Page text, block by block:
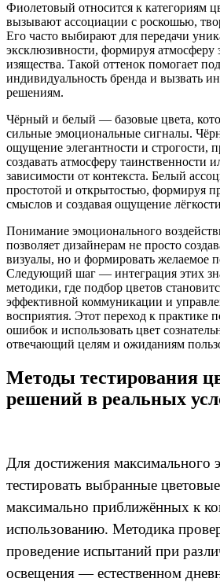
Фиолетовый относится к категориям
вызывают ассоциации с роскошью,
Его часто выбирают для передачи
эксклюзивности, формируя атмосферу
изящества. Такой оттенок помогает
индивидуальность бренда и вызвать
решениям.
Чёрный и белый — базовые цвета,
сильные эмоциональные сигналы.
ощущение элегантности и строгости,
создавать атмосферу таинственности
зависимости от контекста. Белый
простотой и открытостью, формируя
смыслов и создавая ощущение
Понимание эмоционального
позволяет дизайнерам не просто
визуалы, но и формировать желаемое
Следующий шаг — интеграция этих
методики, где подбор цветов
эффективной коммуникации и
восприятия. Этот переход к практике
ошибок и использовать цвет
отвечающий целям и ожиданиям
Методы тестирования
решений в реальных
Для достижения максимального
тестировать выбранные
максимально приближённых к
использованию. Методика
проведение испытаний при
освещения — естественном